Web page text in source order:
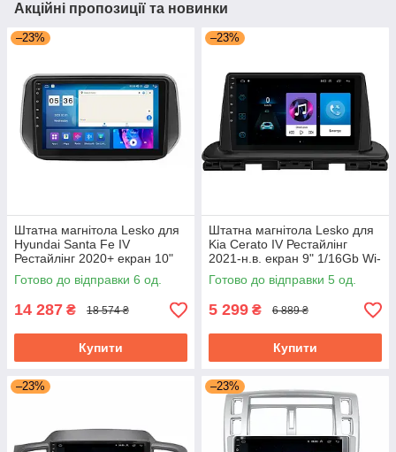
Акційні пропозиції та новинки
–23%
Штатна магнітола Lesko для
Hyundai Santa Fe IV
Рестайлінг 2020+ екран 10"
4/64Gb CarPlay 4G Wi-Fi GPS
Prime
Готово до відправки 6 од.
14 287 ₴ 18 574 ₴
Купити
–23%
Штатна магнітола Lesko для
Kia Cerato IV Рестайлінг
2021-н.в. екран 9" 1/16Gb Wi-
Fi GPS Base
Готово до відправки 5 од.
5 299 ₴ 6 889 ₴
Купити
–23% –23%